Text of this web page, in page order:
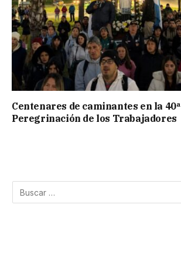
Centenares de caminantes en la 40ª
Peregrinación de los Trabajadores